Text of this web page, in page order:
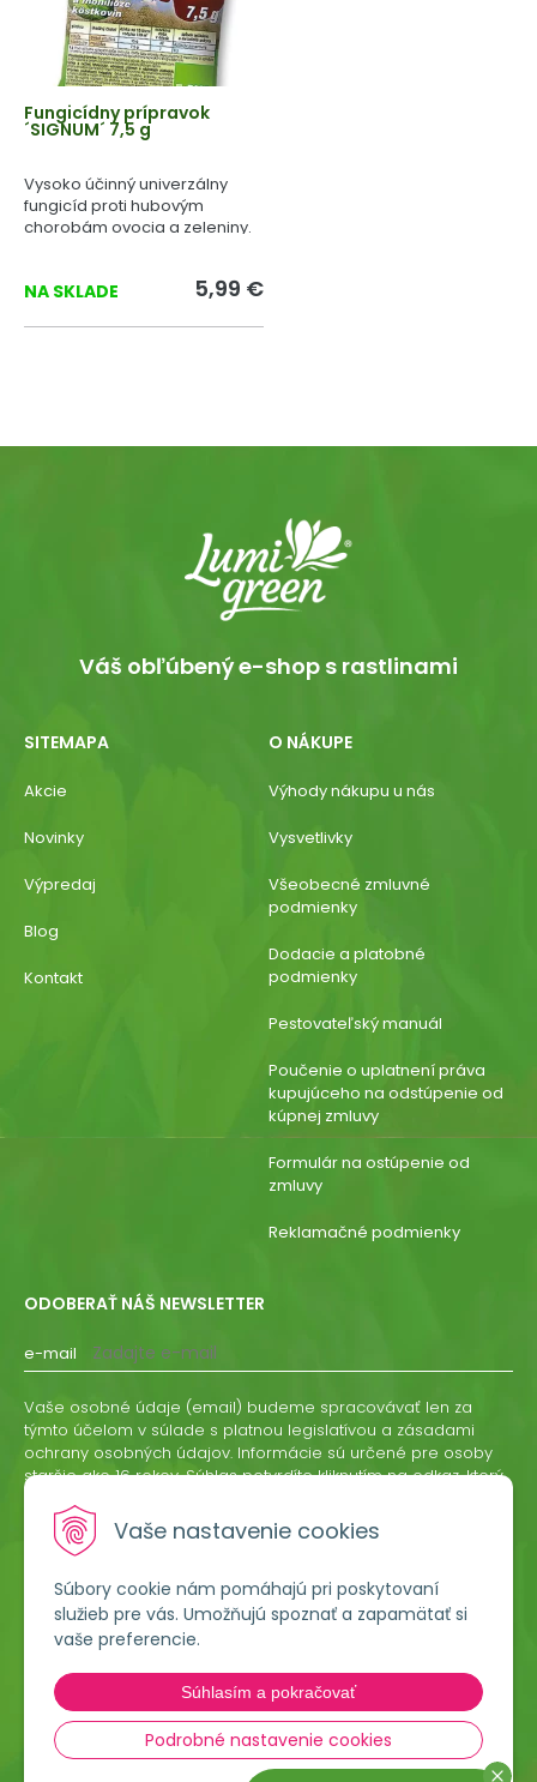
Vaše nastavenie cookies
Súbory cookie nám pomáhajú pri poskytovaní
služieb pre vás. Umožňujú spoznať a zapamätať si
vaše preferencie.
Súhlasím a pokračovať
Podrobné nastavenie cookies
Fungicídny prípravok
´SIGNUM´ 7,5 g
Vysoko účinný univerzálny
fungicíd proti hubovým
chorobám ovocia a zeleniny.
NA SKLADE 5,99 €
Lumigreen, s.r.o.
Hradská 535
966 54 Tekovské Nemce
Váš obľúbený e-shop s rastlinami
SITEMAPA
Akcie
Novinky
Výpredaj
Blog
Kontakt
O NÁKUPE
Výhody nákupu u nás
Vysvetlivky
Všeobecné zmluvné
podmienky
Dodacie a platobné
podmienky
Pestovateľský manuál
Poučenie o uplatnení práva
kupujúceho na odstúpenie od
kúpnej zmluvy
Formulár na ostúpenie od
zmluvy
Reklamačné podmienky
ODOBERAŤ NÁŠ NEWSLETTER
e-mail
ODOBERAŤ
Vaše osobné údaje (email) budeme spracovávať len za
týmto účelom v súlade s platnou legislatívou a zásadami
ochrany osobných údajov. Informácie sú určené pre osoby
staršie ako 16 rokov. Súhlas potvrdíte kliknutím na odkaz, ktorý
odvolať písomne, emailom alebo kliknutím na odkaz z
ktoréhokoľvek informačného emailu.